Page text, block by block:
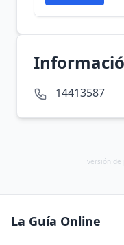
14413587
versión de
La Guía Online